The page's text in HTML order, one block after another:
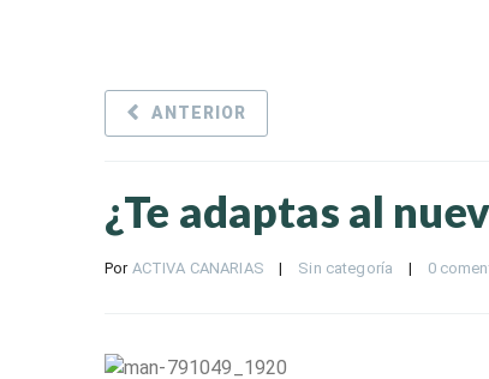
ANTERIOR
¿Te adaptas al
Por ACTIVA CANARIAS | Sin categoría | 0